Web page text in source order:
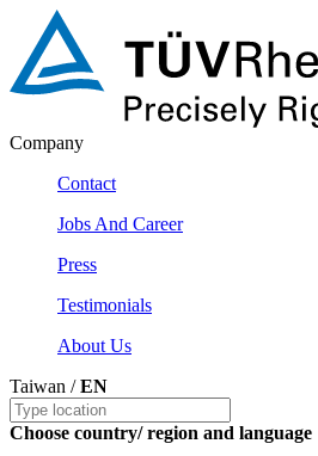
Company
Contact
Jobs And Career
Press
Testimonials
About Us
Taiwan /EN
Choose country/ region and language